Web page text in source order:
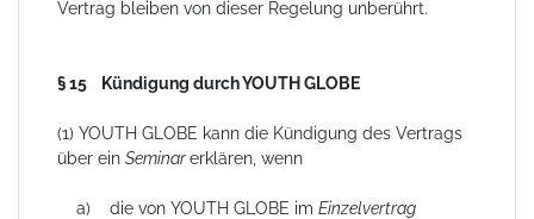
Vertrag bleiben von dieser Regelung unberührt.
§ 15 Kündigung durch YOUTH GLOBE
(1) YOUTH GLOBE kann die Kündigung des Vertrags
über ein Seminarerklären, wenn
a) die von YOUTH GLOBE im Einzelvertrag